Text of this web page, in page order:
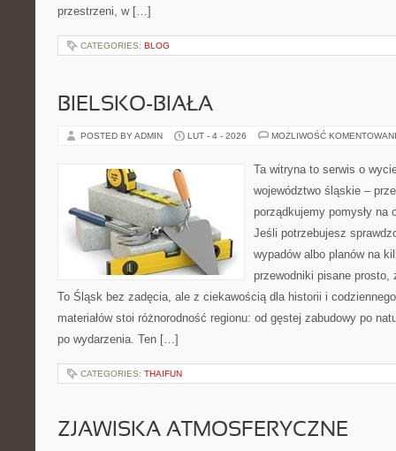
przestrzeni, w […]
CATEGORIES: BLOG
BIELSKO-BIAŁA
POSTED BY ADMIN LUT - 4 - 2026 MOŻLIWOŚĆ
Ta witryna to serwis o
województwo śląskie –
porządkujemy pomysły na
Jeśli potrzebujesz
wypadów albo planów na
przewodniki pisane
To Śląsk bez zadęcia, ale z ciekawością dla historii i
materiałów stoi różnorodność regionu: od gęstej zabudowy po
po wydarzenia. Ten […]
CATEGORIES: THAIFUN
ZJAWISKA ATMOSFERYCZNE